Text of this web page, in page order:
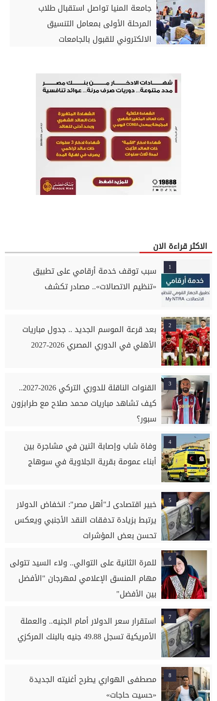
جامعة المنيا تواصل استقبال طلاب
المرحلة الأولى بمعامل التنسيق
الالكتروني للقبول بالجامعات
الاكثر قراءة الان
1
سبب توقف خدمة أرقامي على تطبيق
«تنظيم الاتصالات».. مصادر تكشف
2
بعد قرعة الموسم الجديد .. جدول مباريات
الأهلي في الدوري المصري 2026-2027
3
القنوات الناقلة للدوري التركي 2026-2027..
كيف تشاهد مباريات محمد صلاح مع طرابزون
سبور؟
4
وفاة شاب وإصابة اثنين في مشاجرة بين
أبناء عمومة بقرية الجلاوية في سوهاج
5
خبير اقتصادى لـ"أهل مصر": انخفاض الدولار
يرتبط بزيادة تدفقات النقد الأجنبي ويعكس
تحسن بعض المؤشرات
6
للمرة الثانية على التوالي.. ولاء السيد تتولى
مهام المنسق الإعلامي لمهرجان "الأفضل
بين الأفضل"
7
استقرار سعر الدولار أمام الجنيه.. والعملة
الأمريكية تسجل 49.88 جنيه بالبنك المركزي
8
مصطفى الهواري يطرح أغنيته الجديدة
«حسيت حاجات»